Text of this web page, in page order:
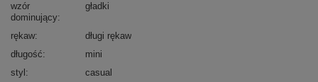
wzór
dominujący
gładki
rękaw
długi rękaw
długość
mini
styl
casual